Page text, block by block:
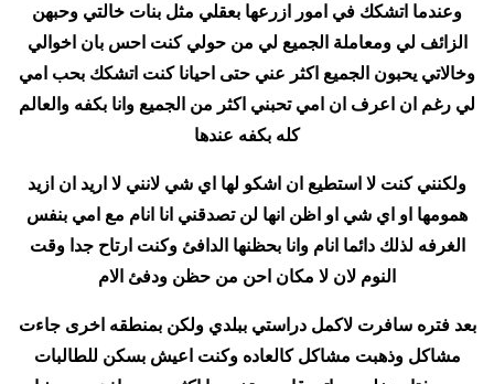
وعندما اتشكك في امور ازرعها بعقلي مثل بنات خالتي وحبهن
الزائف لي ومعاملة الجميع لي من حولي كنت احس بان اخوالي
وخالاتي يحبون الجميع اكثر عني حتى احيانا كنت اتشكك بحب امي
لي رغم ان اعرف ان امي تحبني اكثر من الجميع وانا بكفه والعالم
كله بكفه عندها
ولكنني كنت لا استطيع ان اشكو لها اي شي لانني لا اريد ان ازيد
همومها او اي شي او اظن انها لن تصدقني انا انام مع امي بنفس
الغرفه لذلك دائما انام وانا بحظنها الدافئ وكنت ارتاح جدا وقت
النوم لان لا مكان احن من حظن ودفئ الام
بعد فتره سافرت لاكمل دراستي ببلدي ولكن بمنطقه اخرى جاءت
مشاكل وذهبت مشاكل كالعاده وكنت اعيش بسكن للطالبات